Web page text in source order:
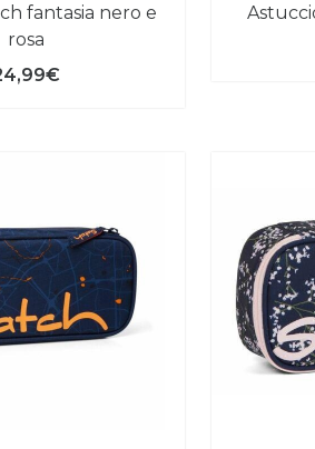
rosa